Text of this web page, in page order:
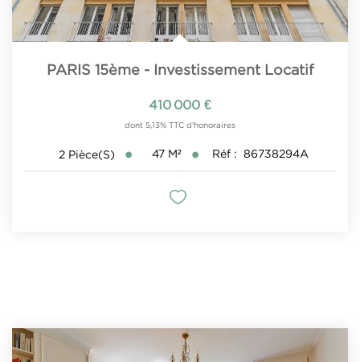
PARIS 15ème - Investissement Locatif
410 000 €
dont 5,13% TTC d'honoraires
2 Pièce(s) 47 M² Réf : 86738294A